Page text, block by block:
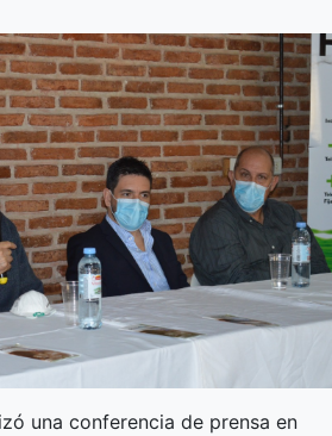
una conferencia de prensa en